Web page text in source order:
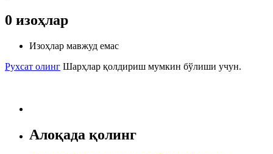
0 изоҳлар
Изоҳлар мавжуд емас
Рухсат олинг Шарҳлар қолдириш мумкин бўлиши учун.
Алоқада қолинг